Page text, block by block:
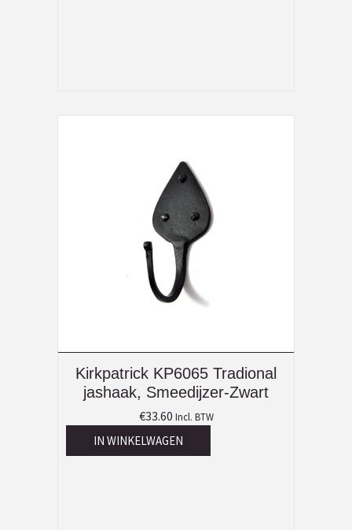
Kirkpatrick KP6065 Tradional
jashaak, Smeedijzer-Zwart
€33.60 Incl. BTW
IN WINKELWAGEN